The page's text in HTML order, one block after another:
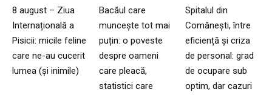
8 august – Ziua
Internațională a
Pisicii: micile feline
care ne-au cucerit
lumea (și inimile)
Bacăul care
muncește tot mai
puțin: o poveste
despre oameni
care pleacă,
statistici care
Spitalul din
Comănești, între
eficiență și criza
de personal: grad
de ocupare sub
optim, dar cazuri